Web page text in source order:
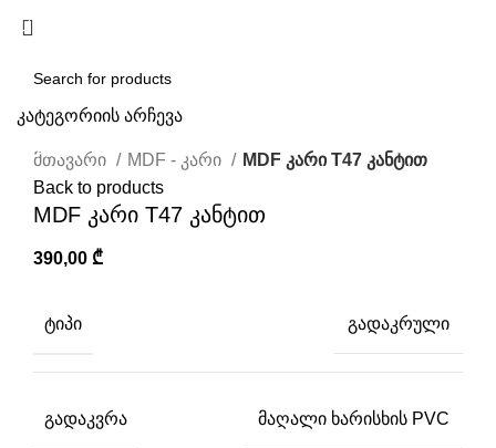
Click to enlarge
მთავარი
MDF - კარი
MDF კარი T47 კანტით
Back to products
MDF კარი T47 კანტით
390,00 ₾
ᲢᲘᲞᲘ გადაკრული
ᲒᲐᲓᲐᲙᲕᲠᲐ მაღალი ხარისხის PVC
კატეგორიის არჩევა
SEARCH